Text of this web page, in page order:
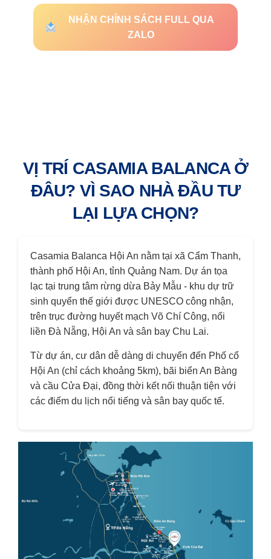
NHẬN CHÍNH SÁCH FULL QUA
ZALO
VỊ TRÍ CASAMIA BALANCA Ở
ĐÂU? VÌ SAO NHÀ ĐẦU TƯ
LẠI LỰA CHỌN?
Casamia Balanca Hội An nằm tại xã Cẩm Thanh,
thành phố Hội An, tỉnh Quảng Nam. Dự án tọa
lạc tại trung tâm rừng dừa Bảy Mẫu - khu dự trữ
sinh quyển thế giới được UNESCO công nhận,
trên trục đường huyết mạch Võ Chí Công, nối
liền Đà Nẵng, Hội An và sân bay Chu Lai.
Từ dự án, cư dân dễ dàng di chuyển đến Phố cổ
Hội An (chỉ cách khoảng 5km), bãi biển An Bàng
và cầu Cửa Đại, đồng thời kết nối thuận tiện với
các điểm du lịch nổi tiếng và sân bay quốc tế.